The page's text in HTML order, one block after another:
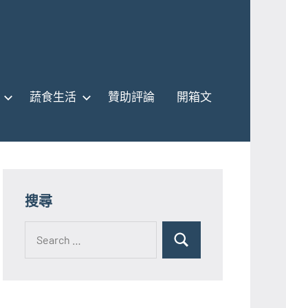
蔬食生活 贊助評論 開箱文
搜尋
for:
Search